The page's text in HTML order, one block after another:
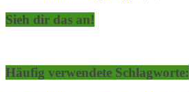
Sieh dir das an!
Häufig verwendete Schlagworte: